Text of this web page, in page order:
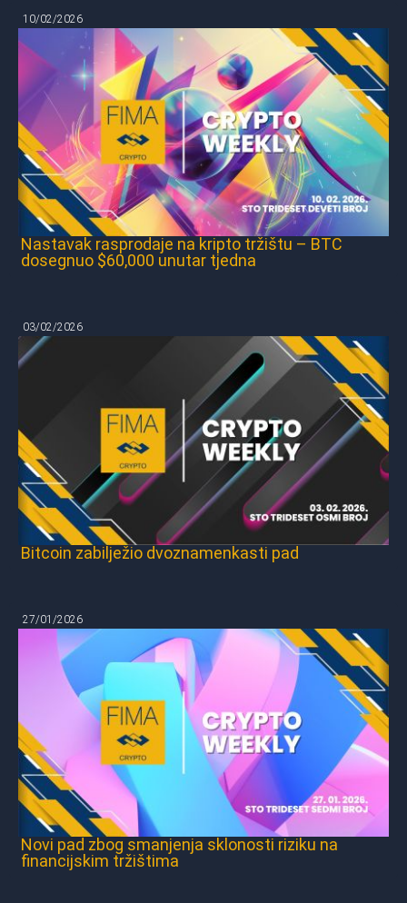
10/02/2026
Nastavak rasprodaje na kripto tržištu – BTC
dosegnuo $60,000 unutar tjedna
03/02/2026
Bitcoin zabilježio dvoznamenkasti pad
27/01/2026
Novi pad zbog smanjenja sklonosti riziku na
financijskim tržištima